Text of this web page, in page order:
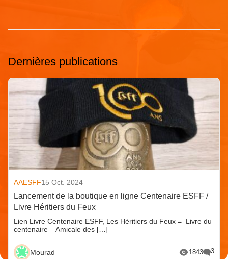
Dernières publications
AAESFF15 Oct. 2024
Lancement de la boutique en ligne Centenaire ESFF /
Livre Héritiers du Feux
Lien Livre Centenaire ESFF, Les Héritiers du Feux = Livre du
centenaire – Amicale des […]
Mourad 1843 3